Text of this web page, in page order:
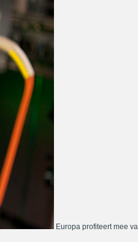
Europa profiteert mee